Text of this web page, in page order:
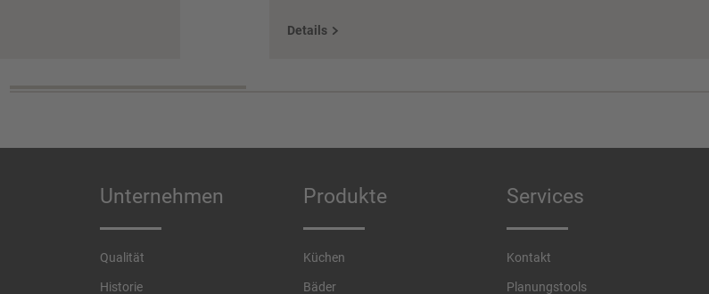
Details
Unternehmen
Qualität
Historie
Produkte
Küchen
Bäder
Services
Kontakt
Planungstools